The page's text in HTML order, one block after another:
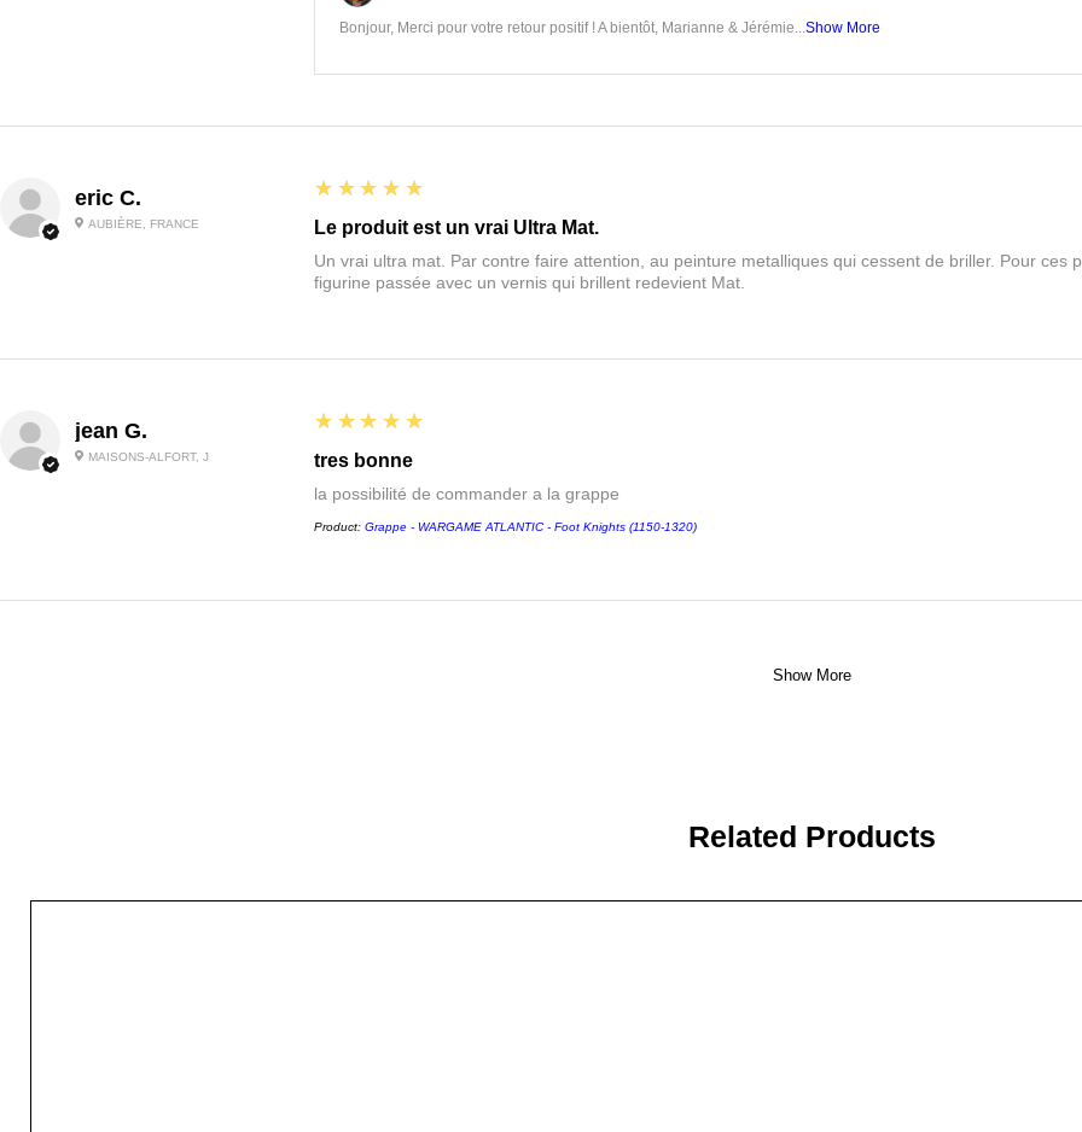
Bonjour, Merci pour votre retour positif ! A bientôt, Marianne & Jérémie...Show More
eric C.
AUBIÈRE, FRANCE
5
★★★★★
Le produit est un vrai Ultra Mat.
Un vrai ultra mat. Par contre faire attention, au peinture metalliques qui cessent de briller. Pour
figurine passée avec un vernis qui brillent redevient Mat.
jean G.
MAISONS-ALFORT, J
5
★★★★★
tres bonne
la possibilité de commander a la grappe
Product: Grappe - WARGAME ATLANTIC - Foot Knights (1150-1320)
Show More
Related Products